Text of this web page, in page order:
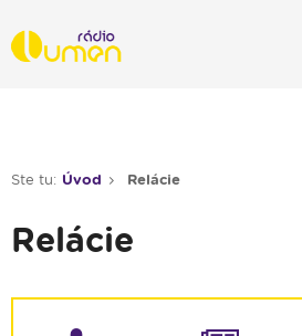
Ste tu: Úvod Relácie
Relácie